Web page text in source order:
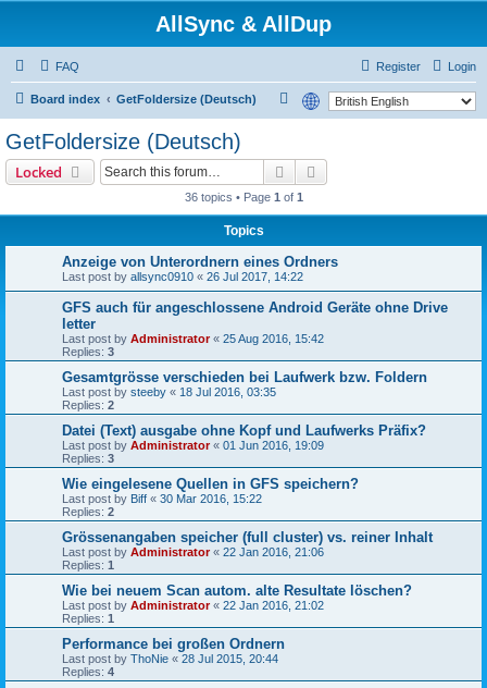
AllSync & AllDup
FAQ Login
Register
Board index GetFoldersize (Deutsch)
c
GetFoldersize (Deutsch)
Locked Search
36 topics • Page 1 of 1
Topics
Anzeige von Unterordnern eines Ordners
Last post by allsync0910 « 26 Jul 2017, 14:22
GFS auch für angeschlossene Android Geräte ohne Drive
letter
Last post by Administrator« 25 Aug 2016, 15:42
Replies: 3
Gesamtgrösse verschieden bei Laufwerk bzw. Foldern
Last post by steeby « 18 Jul 2016, 03:35
Replies: 2
Datei (Text) ausgabe ohne Kopf und Laufwerks Präfix?
Last post by Administrator« 01 Jun 2016, 19:09
Replies: 3
Wie eingelesene Quellen in GFS speichern?
Last post by Biff « 30 Mar 2016, 15:22
Replies: 2
Grössenangaben speicher (full cluster) vs. reiner Inhalt
Last post by Administrator« 22 Jan 2016, 21:06
Replies: 1
Wie bei neuem Scan autom. alte Resultate löschen?
Last post by Administrator« 22 Jan 2016, 21:02
Replies: 1
Performance bei großen Ordnern
Last post by ThoNie « 28 Jul 2015, 20:44
Replies: 4